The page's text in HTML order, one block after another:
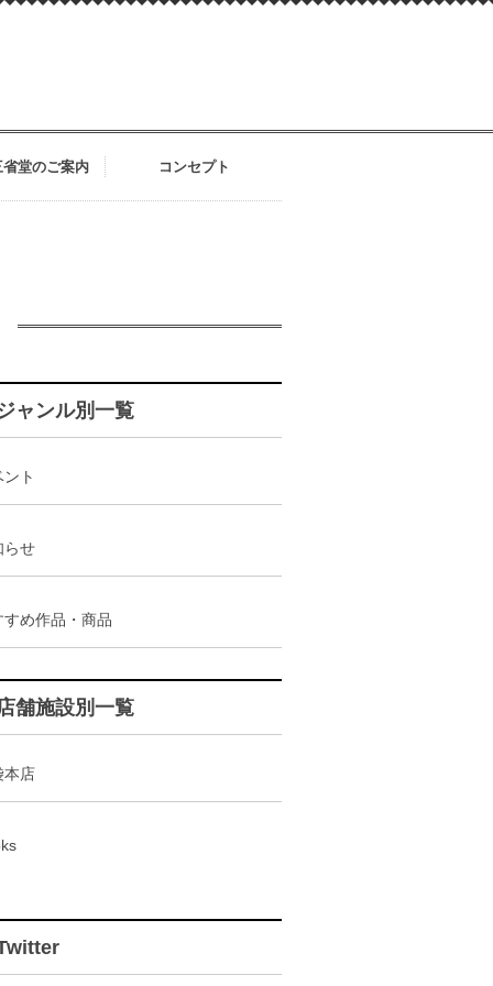
省堂のご案内 コンセプト
ャンル別一覧
ント
らせ
すめ作品・商品
舗施設別一覧
本店